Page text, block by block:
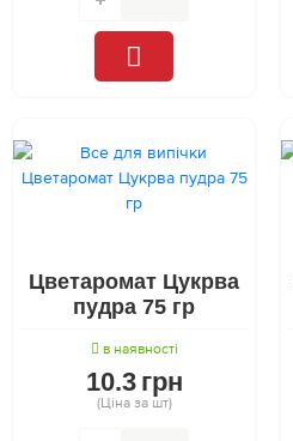
Цветаромат Цукрва
пудра 75 гр
в наявності
10.3 грн
(Ціна за шт)